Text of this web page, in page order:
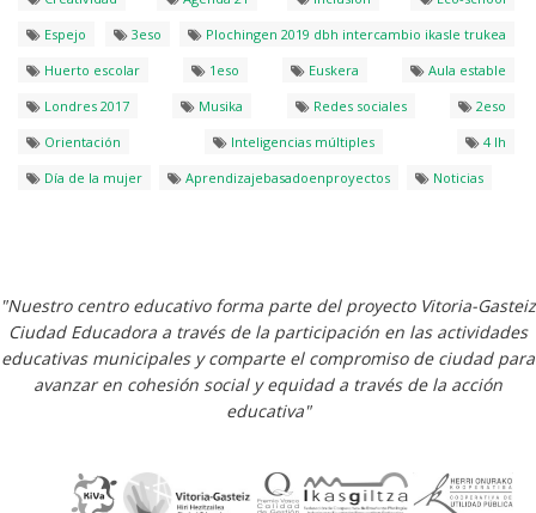
Espejo
3eso
Plochingen 2019 dbh intercambio ikasle trukea
Huerto escolar
1eso Euskera
Aula estable
Londres 2017
Musika Redes sociales
2eso
Orientación
Inteligencias múltiples
4 lh
Día de la mujer
Aprendizajebasadoenproyectos Noticias
"Nuestro centro educativo forma parte del proyecto Vitoria-Gasteiz
Ciudad Educadora a través de la participación en las actividades
educativas municipales y comparte el compromiso de ciudad para
avanzar en cohesión social y equidad a través de la acción
educativa"